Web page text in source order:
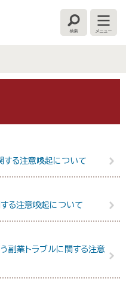
検
索
メ
ニ
する注意喚起について
る注意喚起について
副業トラブルに関する注意